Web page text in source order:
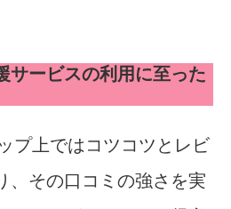
サービスの利用に至った
プ上ではコツコツとレビ
、その口コミの強さを実